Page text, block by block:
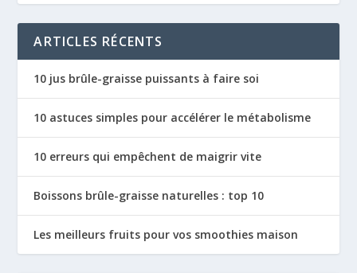
ARTICLES RÉCENTS
10 jus brûle-graisse puissants à faire soi
10 astuces simples pour accélérer le métabolisme
10 erreurs qui empêchent de maigrir vite
Boissons brûle-graisse naturelles : top 10
Les meilleurs fruits pour vos smoothies maison